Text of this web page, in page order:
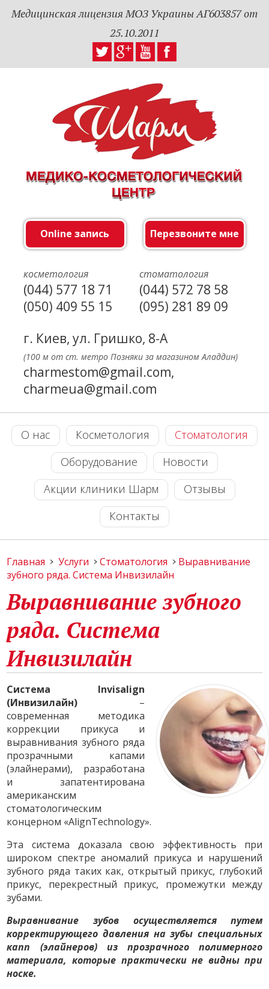
Медицинская лицензия МОЗ Украины АГ603857 от
25.10.2011
Online запись Перезвоните мне
косметология
(044) 577 18 71
(050) 409 55 15
стоматология
(044) 572 78 58
(095) 281 89 09
г. Киев, ул. Гришко, 8-А
(100 м от ст. метро Позняки за магазином Аладдин)
charmestom@gmail.com,
charmeua@gmail.com
О нас Косметология
Стоматология
Оборудование
Новости
Акции клиники Шарм
Отзывы
Контакты
Главная Услуги Стоматология
Выравнивание
зубного ряда. Система Инвизилайн
Выравнивание зубного
ряда. Система
Инвизилайн
Система Invisalign
(Инвизилайн) –
современная методика
коррекции прикуса и
выравнивания зубного ряда
прозрачными капами
(элайнерами), разработана
и запатентирована
американским
стоматологическим
концерном «AlignTechnology».
Эта система доказала свою эффективность при
широком спектре аномалий прикуса и нарушений
зубного ряда таких как, открытый прикус, глубокий
прикус, перекрестный прикус, промежутки между
зубами.
Выравнивание зубов осуществляется путем
корректирующего давления на зубы специальных
капп (элайнеров)
из прозрачного полимерного
материала, которые практически не видны при
носке.